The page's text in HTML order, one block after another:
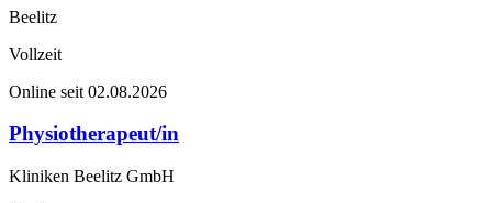
Beelitz
Vollzeit
Online seit 02.08.2026
Physiotherapeut/in
Kliniken Beelitz GmbH